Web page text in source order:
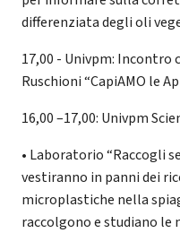
differenziata degli oli
17,00 - Univpm: Incontro
Ruschioni “CapiAMO le
16,00 –17,00: Univpm
• Laboratorio “Raccogli
vestiranno in panni dei
microplastiche nella
raccolgono e studiano le